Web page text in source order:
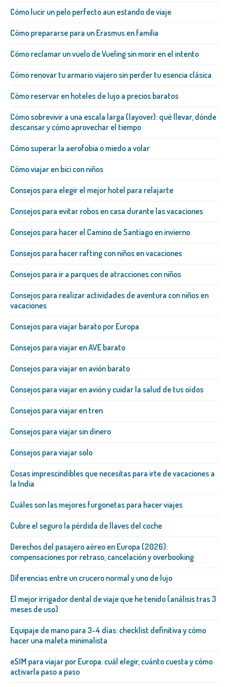
Cómo lucir un pelo perfecto aun estando de viaje
Cómo prepararse para un Erasmus en familia
Cómo reclamar un vuelo de Vueling sin morir en el intento
Cómo renovar tu armario viajero sin perder tu esencia clásica
Cómo reservar en hoteles de lujo a precios baratos
Cómo sobrevivir a una escala larga (layover): qué llevar, dónde
descansar y cómo aprovechar el tiempo
Cómo superar la aerofobia o miedo a volar
Cómo viajar en bici con niños
Consejos para elegir el mejor hotel para relajarte
Consejos para evitar robos en casa durante las vacaciones
Consejos para hacer el Camino de Santiago en invierno
Consejos para hacer rafting con niños en vacaciones
Consejos para ir a parques de atracciones con niños
Consejos para realizar actividades de aventura con niños en
vacaciones
Consejos para viajar barato por Europa
Consejos para viajar en AVE barato
Consejos para viajar en avión barato
Consejos para viajar en avión y cuidar la salud de tus oídos
Consejos para viajar en tren
Consejos para viajar sin dinero
Consejos para viajar solo
Cosas imprescindibles que necesitas para irte de vacaciones a
la India
Cuáles son las mejores furgonetas para hacer viajes
Cubre el seguro la pérdida de llaves del coche
Derechos del pasajero aéreo en Europa (2026):
compensaciones por retraso, cancelación y overbooking
Diferencias entre un crucero normal y uno de lujo
El mejor irrigador dental de viaje que he tenido (análisis tras 3
meses de uso)
Equipaje de mano para 3-4 días: checklist definitiva y cómo
hacer una maleta minimalista
eSIM para viajar por Europa: cuál elegir, cuánto cuesta y cómo
activarla paso a paso